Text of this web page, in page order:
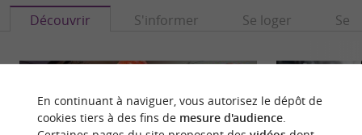
Découvrir S'informer Se loger Se
En continuant à naviguer, vous autorisez le dépôt de
cookies tiers à des fins de mesure d'audience.